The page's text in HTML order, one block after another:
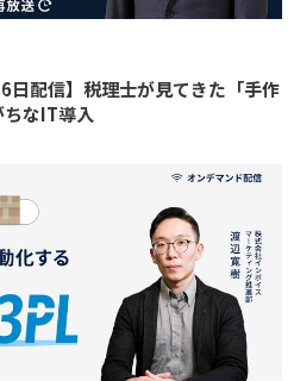
日配信】税理士が見てきた「手作
なIT導入